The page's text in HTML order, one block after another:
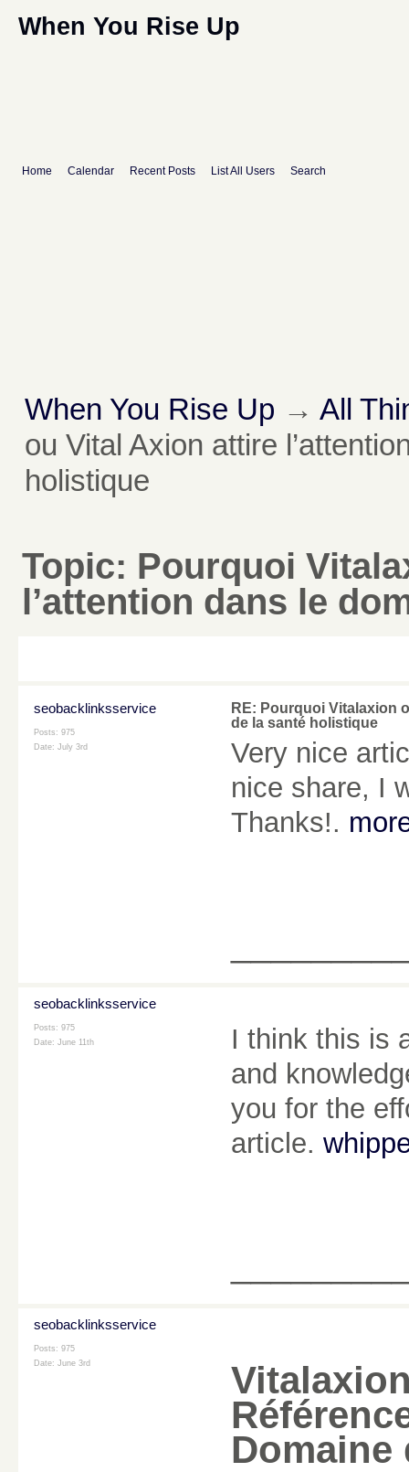
When You Rise Up
Home Calendar Recent Posts List All Users Search
When You Rise Up → All
ou Vital Axion attire
holistique
Topic: Pourquoi
l’attention dans le
seobacklinksservice
Posts: 975
Date: July 3rd
RE: Pourquoi Vitalaxion
de la santé holistique
Very nice
nice share, I
Thanks!.
seobacklinksservice
Posts: 975
Date: June 11th
I think this is
and
you for the
article.
seobacklinksservice
Posts: 975
Date: June 3rd